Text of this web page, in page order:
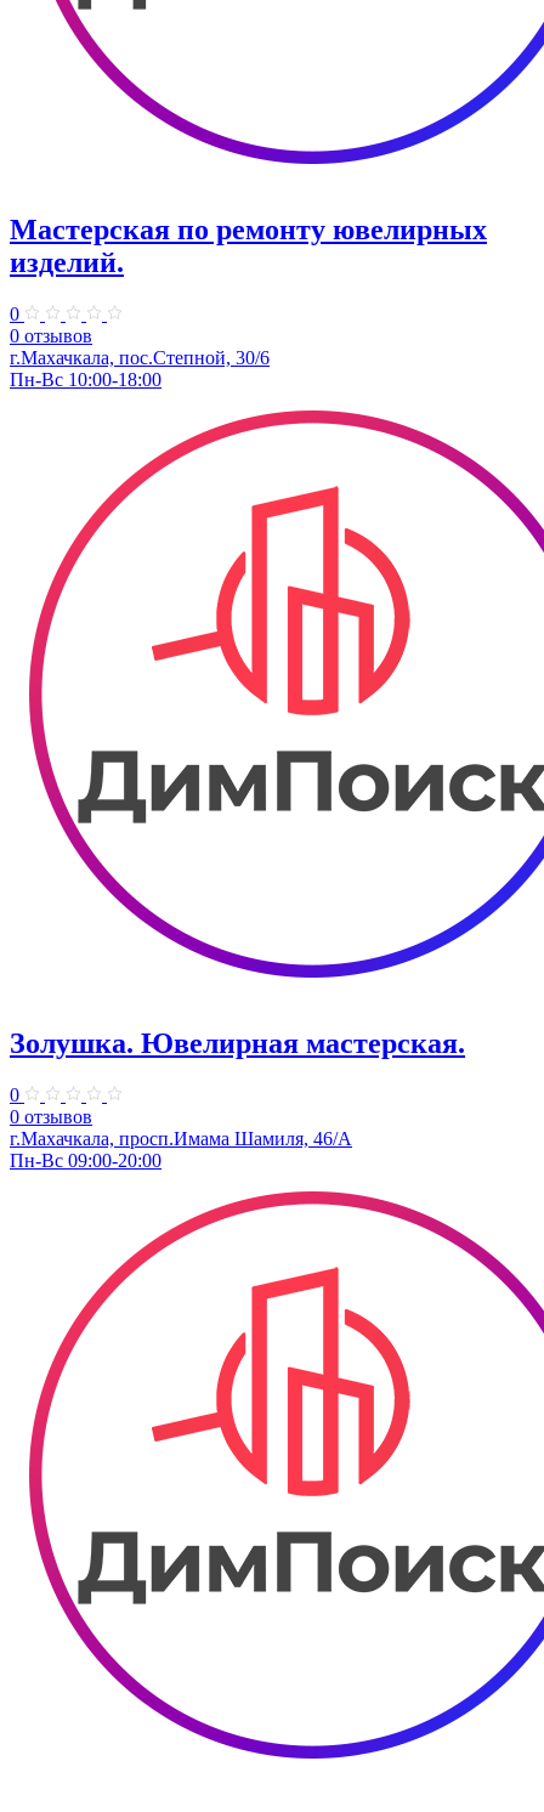
Мастерская по ремонту ювелирных
изделий.
0
0 отзывов
​г.Махачкала, пос.Степной, 30/6
Пн-Вс 10:00-18:00
Золушка. Ювелирная мастерская.
0
0 отзывов
г.Махачкала, просп.​Имама Шамиля, 46/А
Пн-Вс 09:00-20:00